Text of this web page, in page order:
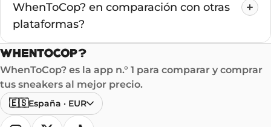
WhenToCop? en comparación con otras
plataformas?
WhenToCop? es la app n.° 1 para comparar y comprar
tus sneakers al mejor precio.
🇪🇸España · EUR